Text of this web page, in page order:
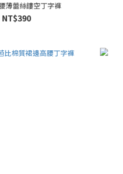
薄蕾絲鏤空丁字褲
NT$390